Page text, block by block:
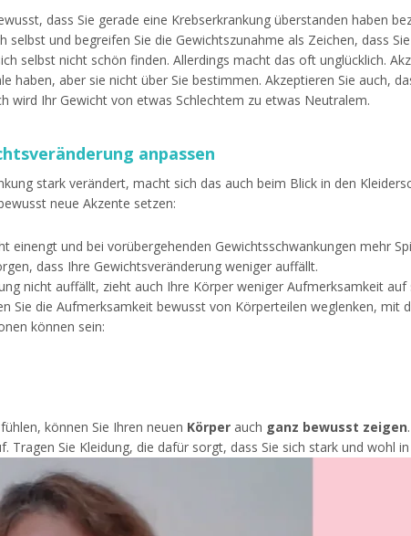
dass Sie gerade eine Krebserkrankung überstanden haben
selbst und begreifen Sie die Gewichtszunahme als Zeichen, dass
selbst nicht schön finden. Allerdings macht das oft unglücklich.
haben, aber sie nicht über Sie bestimmen. Akzeptieren Sie auch,
wird Ihr Gewicht von etwas Schlechtem zu etwas Neutralem.
anpassen
stark verändert, macht sich das auch beim Blick in den
neue Akzente setzen:
einengt und bei vorübergehenden Gewichtsschwankungen mehr
dass Ihre Gewichtsveränderung weniger auffällt.
nicht auffällt, zieht auch Ihre Körper weniger Aufmerksamkeit auf
Sie die Aufmerksamkeit bewusst von Körperteilen weglenken, mit
können sein:
können Sie Ihren neuen Körper auch ganz bewusst zeigen
Tragen Sie Kleidung, die dafür sorgt, dass Sie sich stark und wohl